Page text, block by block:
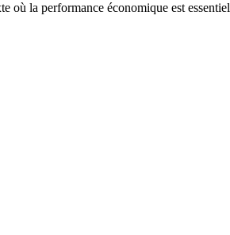
où la performance économique est